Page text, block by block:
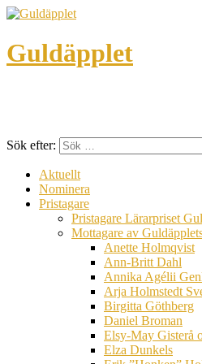
Guldäpplet
Sök efter:
Aktuellt
Nominera
Pristagare
Pristagare Lärarpriset
Mottagare av
Anette Holmqvist
Ann-Britt Dahl
Annika Agélii
Arja Holmstedt
Birgitta Göthberg
Daniel Broman
Elsy-May Gisterå
Elza Dunkels